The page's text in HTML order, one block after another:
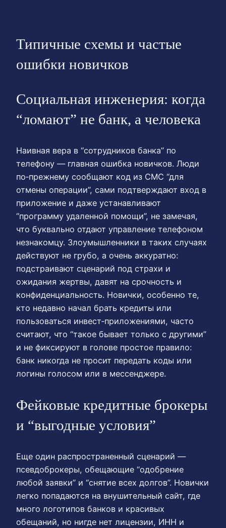
Типичные схемы и частые
ошибки новичков
Социальная инженерия: когда
“ломают” не банк, а человека
Наивная вера в “сотрудников банка” по
телефону — главная ошибка новичков. Люди
по‑прежнему сообщают код из СМС “для
отмены операции”, сами подтверждают вход в
приложение и даже устанавливают
“программу удаленной помощи”, не замечая,
что буквально отдают управление телефоном
незнакомцу. Злоумышленники в таких случаях
действуют не грубо, а очень аккуратно:
подстраивают сценарий под страхи и
ожидания жертвы, давят на срочность и
конфиденциальность. Новички, особенно те,
кто недавно начал брать кредиты или
пользоваться инвест‑приложениями, часто
считают, что “такое бывает только с другими”
и не фиксируют в голове простое правило:
банк никогда не просит передать коды или
логины голосом или в мессенджере.
Фейковые кредитные брокеры
и “выгодные условия”
Еще один распространенный сценарий —
псевдоброкеры, обещающие “одобрение
любой заявки” и “снятие всех долгов”. Новички
легко попадаются на внушительный сайт, где
много логотипов банков и красивых
обещаний, но нигде нет лицензии, ИНН и